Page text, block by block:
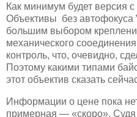
Как минимум будет версия
Объективы без автофокуса
большим выбором
механического
контроль, что, очевидно,
Поэтому какими типами
этот объектив сказать
Информации о цене пока
примерная — «скоро». Судя